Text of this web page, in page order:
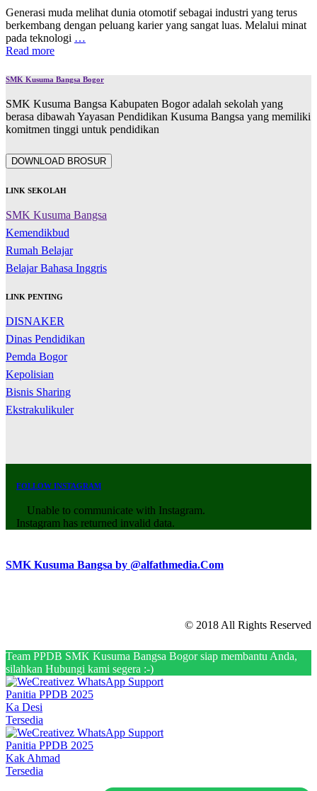
Generasi muda melihat dunia otomotif sebagai industri yang terus
berkembang dengan peluang karier yang sangat luas. Melalui minat
pada teknologi …
Read more
SMK Kusuma Bangsa Bogor
SMK Kusuma Bangsa Kabupaten Bogor adalah sekolah yang
berasa dibawah Yayasan Pendidikan Kusuma Bangsa yang memiliki
komitmen tinggi untuk pendidikan
DOWNLOAD BROSUR
LINK SEKOLAH
SMK Kusuma Bangsa
Kemendikbud
Rumah Belajar
Belajar Bahasa Inggris
LINK PENTING
DISNAKER
Dinas Pendidikan
Pemda Bogor
Kepolisian
Bisnis Sharing
Ekstrakulikuler
FOLLOW INSTAGRAM
Unable to communicate with Instagram.
Instagram has returned invalid data.
SMK Kusuma Bangsa by @alfathmedia.Com
© 2018 All Rights Reserved
Team PPDB SMK Kusuma Bangsa Bogor siap membantu Anda,
silahkan Hubungi kami segera :-)
Panitia PPDB 2025
Ka Desi
Tersedia
Panitia PPDB 2025
Kak Ahmad
Tersedia